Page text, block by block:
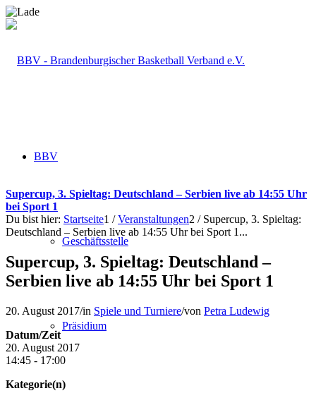
BBV
Geschäftsstelle
Präsidium
Supercup, 3. Spieltag: Deutschland – Serbien live ab 14:55 Uhr
bei Sport 1
Du bist hier: Startseite1 / Veranstaltungen2 / Supercup, 3. Spieltag:
Deutschland – Serbien live ab 14:55 Uhr bei Sport 1...
Supercup, 3. Spieltag: Deutschland –
Serbien live ab 14:55 Uhr bei Sport 1
20. August 2017/in Spiele und Turniere/von Petra Ludewig
Datum/Zeit
20. August 2017
14:45 - 17:00
Kategorie(n)